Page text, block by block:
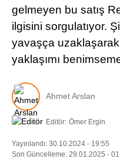
gelmeyen bu satış
ilgisini sorgulatıyor.
yavaşça uzaklaşarak
yaklaşımı
Ahmet Arslan
Editör: Ömer Ergin
Yayınlandı: 30.10.2024 - 19:55
Son Güncelleme: 29.01.2025 -